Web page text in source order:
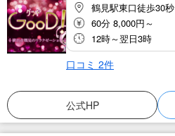
鶴見駅東口徒歩30秒
60分 8,000円～
12時～翌日3時
口コミ 2件
公式HP